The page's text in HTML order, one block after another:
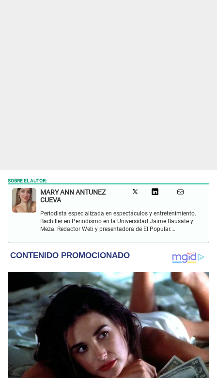
SOBRE EL AUTOR:
MARY ANN ANTUNEZ
CUEVA
Periodista especializada en espectáculos y entretenimiento.
Bachiller en Periodismo en la Universidad Jaime Bausate y
Meza. Redactor Web y presentadora de El Popular.
y espectáculos internacional.